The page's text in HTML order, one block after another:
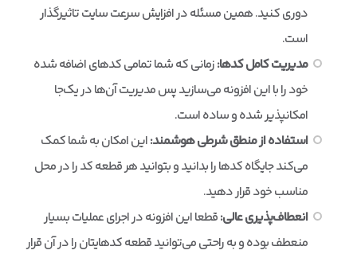
دوری کنید. همین مسئله در افزایش سرعت سایت تاثیرگذار
است.
مدیریت کامل کدها:زمانی که شما تمامی کدهای اضافه شده
خود را با این افزونه می‌سازید پس مدیریت آن‌ها در یک‌جا
امکانپذیر شده و ساده است.
استفاده از منطق شرطی هوشمند:این امکان به شما کمک
می‌کند جایگاه کدها را بدانید و بتوانید هر قطعه کد را در محل
مناسب خود قرار دهید.
انعطاف‌پذیری عالی:قطعا این افزونه در اجرای عملیات بسیار
منعطف بوده و به راحتی می‌توانید قطعه کدهایتان را در آن قرار